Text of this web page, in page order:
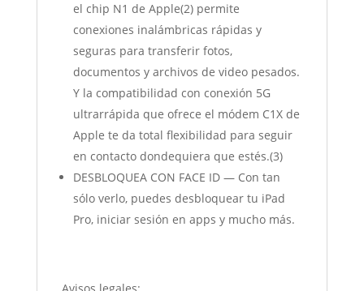
el chip N1 de Apple(2) permite
conexiones inalámbricas rápidas y
seguras para transferir fotos,
documentos y archivos de video pesados.
Y la compatibilidad con conexión 5G
ultrarrápida que ofrece el módem C1X de
Apple te da total flexibilidad para seguir
en contacto dondequiera que estés.(3)
DESBLOQUEA CON FACE ID — Con tan
sólo verlo, puedes desbloquear tu iPad
Pro, iniciar sesión en apps y mucho más.